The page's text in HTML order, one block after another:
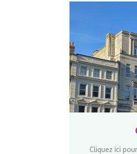
Cliquez ici